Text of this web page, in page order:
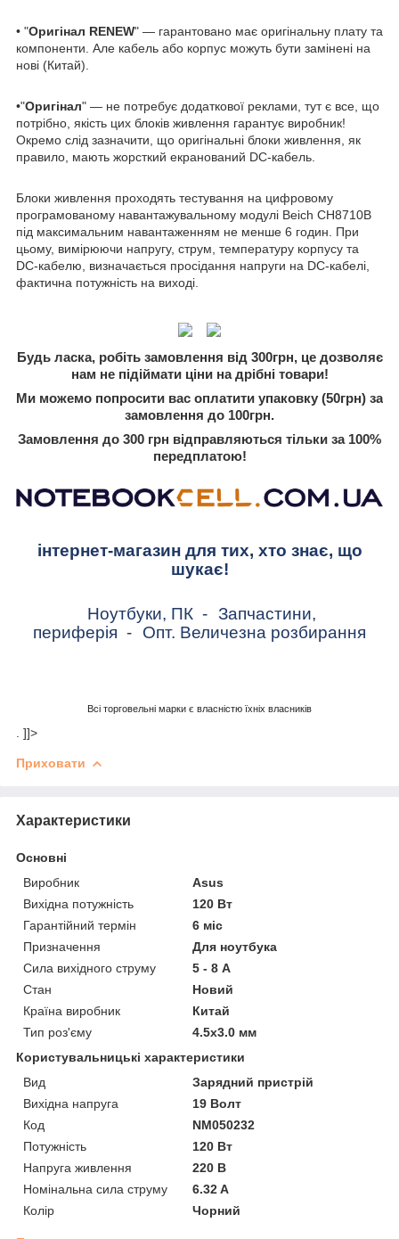
• "Оригінал RENEW" — гарантовано має оригінальну плату та
компоненти. Але кабель або корпус можуть бути замінені на
нові (Китай).
•"Оригінал" — не потребує додаткової реклами, тут є все, що
потрібно, якість цих блоків живлення гарантує виробник!
Окремо слід зазначити, що оригінальні блоки живлення, як
правило, мають жорсткий екранований DC-кабель.
Блоки живлення проходять тестування на цифровому
програмованому навантажувальному модулі Beich CH8710B
під максимальним навантаженням не менше 6 годин. При
цьому, вимірюючи напругу, струм, температуру корпусу та
DC-кабелю, визначається просідання напруги на DC-кабелі,
фактична потужність на виході.
Будь ласка, робіть замовлення від 300грн, це дозволяє
нам не підіймати ціни на дрібні товари!
Ми можемо попросити вас оплатити упаковку (50грн) за
замовлення до 100грн.
Замовлення до 300 грн відправляються тільки за 100%
передплатою!
інтернет-магазин для тих, хто знає, що
шукає!
Ноутбуки, ПК - Запчастини,
периферія - Опт. Величезна розбирання
Всі торговельні марки є власністю їхніх власників
. ]]>
Приховати
Характеристики
Основні
Виробник
Asus
Вихідна потужність
120 Вт
Гарантійний термін
6 міс
Призначення
Для ноутбука
Сила вихідного струму
5 - 8 А
Стан
Новий
Країна виробник
Китай
Тип роз'єму
4.5x3.0 мм
Користувальницькі характеристики
Вид
Зарядний пристрій
Вихідна напруга
19 Волт
Код
NM050232
Потужність
120 Вт
Напруга живлення
220 В
Номінальна сила струму
6.32 A
Колір
Чорний